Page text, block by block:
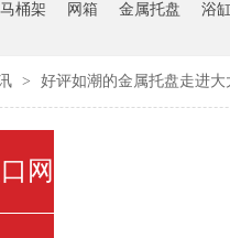
桶架 网箱 金属托盘 浴
> 好评如潮的金属托盘走进大
网